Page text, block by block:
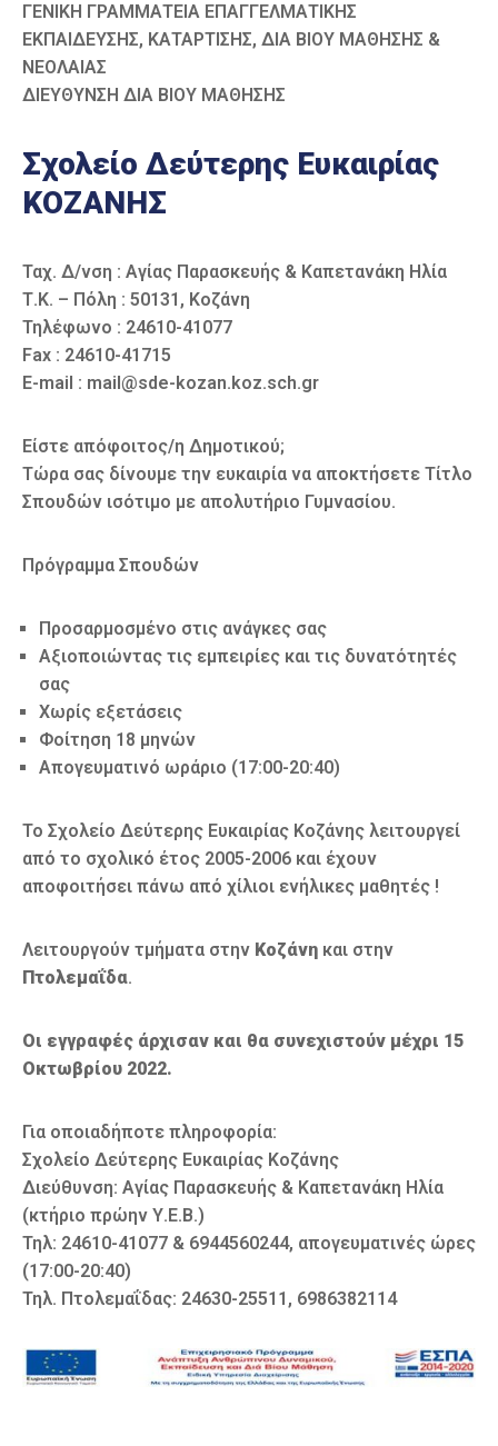
ΓΕΝΙΚΗ ΓΡΑΜΜΑΤΕΙΑ ΕΠΑΓΓΕΛΜΑΤΙΚΗΣ
ΕΚΠΑΙΔΕΥΣΗΣ, ΚΑΤΑΡΤΙΣΗΣ, ΔΙΑ ΒΙΟΥ ΜΑΘΗΣΗΣ &
ΝΕΟΛΑΙΑΣ
ΔΙΕΥΘΥΝΣΗ ΔΙΑ ΒΙΟΥ ΜΑΘΗΣΗΣ
Σχολείο Δεύτερης Ευκαιρίας
ΚΟΖΑΝΗΣ
Ταχ. Δ/νση : Αγίας Παρασκευής & Καπετανάκη Ηλία
Τ.Κ. – Πόλη : 50131, Κοζάνη
Τηλέφωνο : 24610-41077
Fax : 24610-41715
E-mail : mail@sde-kozan.koz.sch.gr
Είστε απόφοιτος/η Δημοτικού;
Τώρα σας δίνουμε την ευκαιρία να αποκτήσετε Τίτλο
Σπουδών ισότιμο με απολυτήριο Γυμνασίου.
Πρόγραμμα Σπουδών
Προσαρμοσμένο στις ανάγκες σας
Αξιοποιώντας τις εμπειρίες και τις δυνατότητές
σας
Χωρίς εξετάσεις
Φοίτηση 18 μηνών
Απογευματινό ωράριο (17:00-20:40)
Το Σχολείο Δεύτερης Ευκαιρίας Κοζάνης λειτουργεί
από το σχολικό έτος 2005-2006 και έχουν
αποφοιτήσει πάνω από χίλιοι ενήλικες μαθητές !
Λειτουργούν τμήματα στην Κοζάνη και στην
Πτολεμαΐδα.
Οι εγγραφές άρχισαν και θα συνεχιστούν μέχρι 15
Οκτωβρίου 2022.
Για οποιαδήποτε πληροφορία:
Σχολείο Δεύτερης Ευκαιρίας Κοζάνης
Διεύθυνση: Αγίας Παρασκευής & Καπετανάκη Ηλία
(κτήριο πρώην Υ.Ε.Β.)
Τηλ: 24610-41077 & 6944560244, απογευματινές ώρες
(17:00-20:40)
Τηλ. Πτολεμαΐδας: 24630-25511, 6986382114